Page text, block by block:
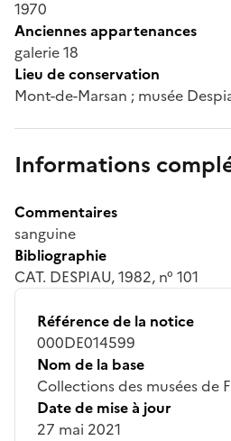
1970
Anciennes appartenances
galerie 18
Lieu de conservation
Mont-de-Marsan ; musée
Informations
Commentaires
sanguine
Bibliographie
CAT. DESPIAU, 1982, n° 101
Référence de la notice
000DE014599
Nom de la base
Collections des musées de
Date de mise à jour
27 mai 2021